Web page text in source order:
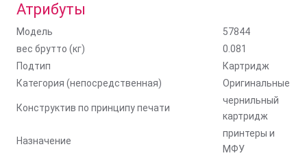
Атрибуты
Модель
57844
вес брутто (кг)
0.081
Подтип
Картридж
Категория (непосредственная)
Оригинальные
Конструктив по принципу печати
чернильный
картридж
Назначение
принтеры и
МФУ